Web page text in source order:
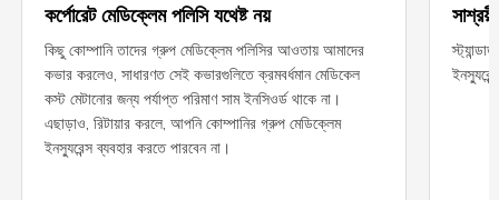
কর্পোরেট মেডিক্লেম পলিসি যথেষ্ট নয়
কিছু কোম্পানি তাদের গ্রুপ মেডিক্লেম পলিসির আওতায় আমাদের
কভার করলেও, সাধারণত সেই কভারগুলিতে ক্রমবর্ধমান মেডিকেল
কস্ট মেটানোর জন্য পর্যাপ্ত পরিমাণ সাম ইনসিওর্ড থাকে না।
এছাড়াও, রিটায়ার করলে, আপনি কোম্পানির গ্রুপ মেডিক্লেম
ইনস্যুরেন্স ব্যবহার করতে পারবেন না।